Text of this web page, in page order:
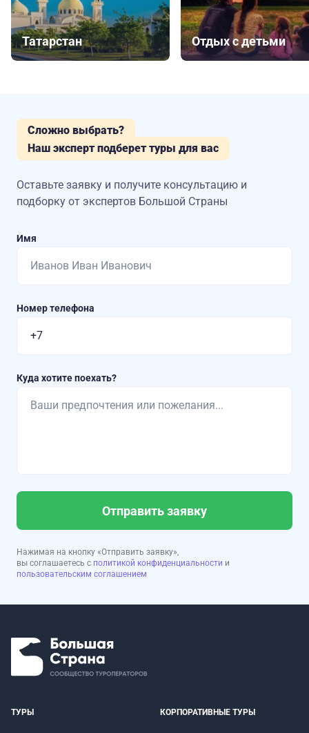
Татарстан Отдых с детьми
Сложно выбрать?
Наш эксперт подберет туры для вас
Оставьте заявку и получите консультацию и
подборку от экспертов Большой Страны
Имя
Номер телефона
Куда хотите поехать?
Отправить заявку
Нажимая на кнопку «Отправить заявку»,
вы соглашаетесь с политикой конфиденциальности и
пользовательским соглашением
ТУРЫ КОРПОРАТИВНЫЕ ТУРЫ